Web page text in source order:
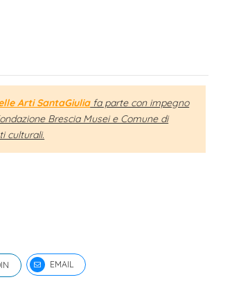
Arti SantaGiuliafa parte con impegno
Brescia Musei e Comune di
culturali.
EMAIL